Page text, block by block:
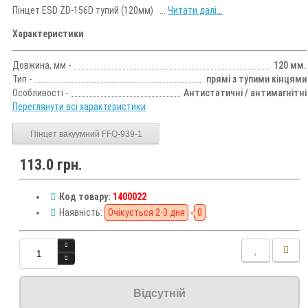
Пінцет ESD ZD-156D тупий (120мм) ... Читати далі...
Характеристики
Довжина, мм -
120 мм.
Тип -
прямі з тупими кінцями
Особливості -
Антистатичні / антимагнітні
Переглянути всі характеристики
Пінцет вакуумний FFQ-939-1
113.0 грн.
Код товару: 1400022
Наявність: Очікується 2-3 дня 0
Відсутній